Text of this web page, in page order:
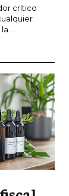
DE
crítico